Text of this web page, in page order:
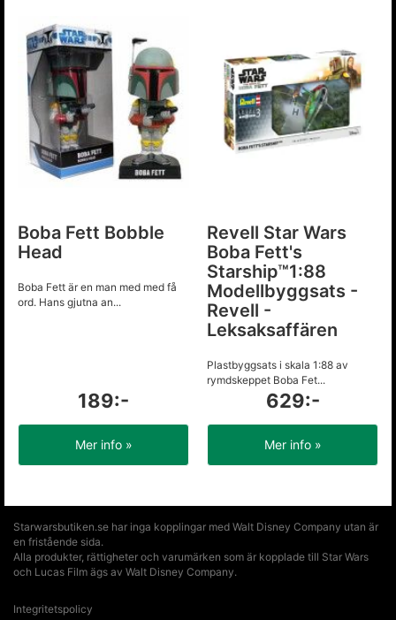
Boba Fett Bobble
Head
Boba Fett är en man med med få
ord. Hans gjutna an...
189:-
Mer info »
Revell Star Wars
Boba Fett's
Starship™1:88
Modellbyggsats -
Revell -
Leksaksaffären
Plastbyggsats i skala 1:88 av
rymdskeppet Boba Fet...
629:-
Mer info »
Starwarsbutiken.se har inga kopplingar med Walt Disney Company utan är
en fristående sida.
Alla produkter, rättigheter och varumärken som är kopplade till Star Wars
och Lucas Film ägs av Walt Disney Company.
Integritetspolicy